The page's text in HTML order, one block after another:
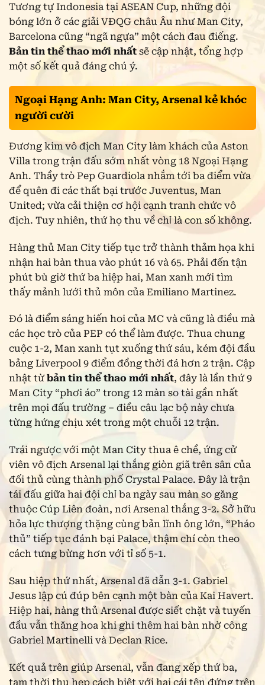
Tương tự Indonesia tại ASEAN Cup, những đội
bóng lớn ở các giải VĐQG châu Âu như Man City,
Barcelona cũng “ngã ngựa” một cách đau điếng.
Bản tin thể thao mới nhất sẽ cập nhật, tổng hợp
một số kết quả đáng chú ý.
Ngoại Hạng Anh: Man City, Arsenal kẻ khóc
người cười
Đương kim vô địch Man City làm khách của Aston
Villa trong trận đấu sớm nhất vòng 18 Ngoại Hạng
Anh. Thầy trò Pep Guardiola nhắm tới ba điểm vừa
để quên đi các thất bại trước Juventus, Man
United; vừa cải thiện cơ hội cạnh tranh chức vô
địch. Tuy nhiên, thứ họ thu về chỉ là con số không.
Hàng thủ Man City tiếp tục trở thành thảm họa khi
nhận hai bàn thua vào phút 16 và 65. Phải đến tận
phút bù giờ thứ ba hiệp hai, Man xanh mới tìm
thấy mảnh lưới thủ môn của Emiliano Martinez.
Đó là điểm sáng hiến hoi của MC và cũng là điều mà
các học trò của PEP có thể làm được. Thua chung
cuộc 1-2, Man xanh tụt xuống thứ sáu, kém đội đầu
bảng Liverpool 9 điểm đồng thời đá hơn 2 trận. Cập
nhật từ bản tin thể thao mới nhất, đây là lần thứ 9
Man City “phơi áo” trong 12 màn so tài gần nhất
trên mọi đấu trường – điều câu lạc bộ này chưa
từng hứng chịu xét trong một chuỗi 12 trận.
Trái ngược với một Man City thua ê chề, ứng cử
viên vô địch Arsenal lại thắng giòn giã trên sân của
đối thủ cùng thành phố Crystal Palace. Đây là trận
tái đấu giữa hai đội chỉ ba ngày sau màn so găng
thuộc Cúp Liên đoàn, nơi Arsenal thắng 3-2. Sở hữu
hỏa lực thượng thặng cùng bản lĩnh ông lớn, “Pháo
thủ” tiếp tục đánh bại Palace, thậm chí còn theo
cách tưng bừng hơn với tỉ số 5-1.
Sau hiệp thứ nhất, Arsenal đã dẫn 3-1. Gabriel
Jesus lập cú đúp bên cạnh một bàn của Kai Havert.
Hiệp hai, hàng thủ Arsenal được siết chặt và tuyến
đầu vẫn thăng hoa khi ghi thêm hai bàn nhờ công
Gabriel Martinelli và Declan Rice.
Kết quả trên giúp Arsenal, vẫn đang xếp thứ ba,
tạm thời thu hẹp cách biệt với hai cái tên đứng trên